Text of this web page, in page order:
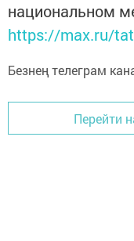
национальном
https://max.ru/
Безнең телеграм
Перейти